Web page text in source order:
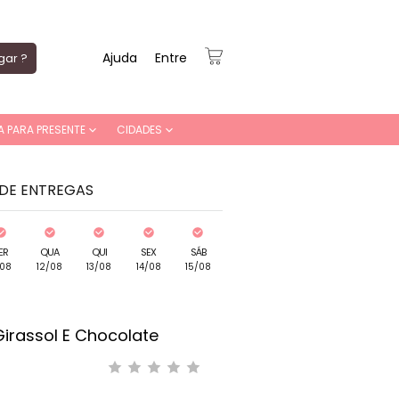
? Entre
Ajuda
PARA PRESENTE CIDADES
ENTREGAS
QUA
12/08
QUI
13/08
SEX
14/08
SÁB
15/08
E Chocolate